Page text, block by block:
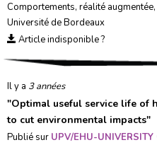
Comportements, réalité augmentée,
Université de Bordeaux
Article indisponible ?
Il y a 3 années
"Optimal useful service life of
to cut environmental impacts"
Publié sur UPV/EHU-UNIVERSITY